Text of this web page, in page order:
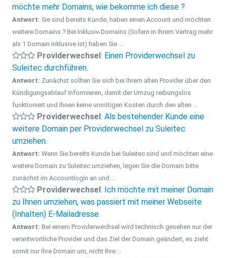
möchte mehr Domains, wie bekomme ich diese ?
Antwort: Sie sind bereits Kunde, haben einen Account und möchten
weitere Domains ? Bei Inklusiv-Domains (Sofern in Ihrem Vertrag mehr
als 1 Domain inklusive ist) haben Sie ...
Providerwechsel: Einen Providerwechsel zu
Suleitec durchführen.
Antwort: Zunächst sollten Sie sich bei Ihrem alten Provider über den
Kündigungsablauf informieren, damit der Umzug reibungslos
funktioniert und Ihnen keine unnötigen Kosten durch den alten ...
Providerwechsel: Als bestehender Kunde eine
weitere Domain per Providerwechsel zu Suleitec
umziehen.
Antwort: Wenn Sie bereits Kunde bei Suleitec sind und möchten eine
weitere Domain zu Suleitec umziehen, legen Sie die Domain bitte
zunächst im Accountlogin an und ...
Providerwechsel: Ich möchte mit meiner Domain
zu Ihnen umziehen, was passiert mit meiner Webseite
(Inhalten) E-Mailadresse
Antwort: Bei einem Providerwechsel wird technisch gesehen nur der
verantwortliche Provider und das Ziel der Domain geändert, es zieht
somit nur Ihre Domain um, nicht Ihre ...